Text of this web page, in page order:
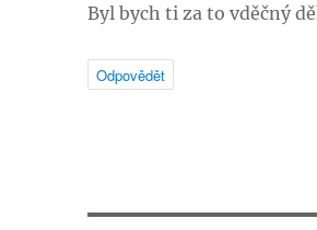
Byl bych ti za to vděčný
Odpovědět